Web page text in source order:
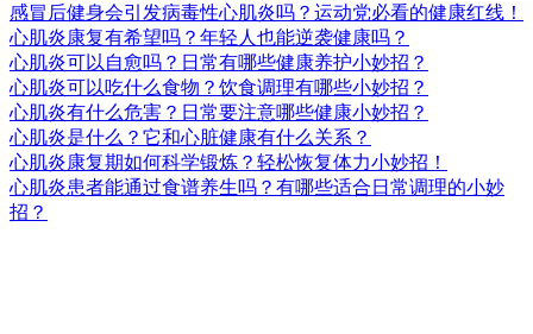
感冒后健身会引发病毒性心肌炎吗？运动党必看的健康红线！
心肌炎康复有希望吗？年轻人也能逆袭健康吗？
心肌炎可以自愈吗？日常有哪些健康养护小妙招？
心肌炎可以吃什么食物？饮食调理有哪些小妙招？
心肌炎有什么危害？日常要注意哪些健康小妙招？
心肌炎是什么？它和心脏健康有什么关系？
心肌炎康复期如何科学锻炼？轻松恢复体力小妙招！
心肌炎患者能通过食谱养生吗？有哪些适合日常调理的小妙
招？